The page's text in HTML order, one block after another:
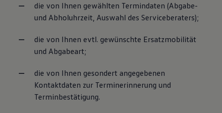
die von Ihnen gewählten Termindaten (Abgabe-
und Abholuhrzeit, Auswahl des Serviceberaters);
die von Ihnen evtl. gewünschte Ersatzmobilität
und Abgabeart;
die von Ihnen gesondert angegebenen
Kontaktdaten zur Terminerinnerung und
Terminbestätigung.